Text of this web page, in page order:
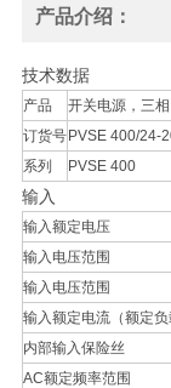
产品介绍：
技术数据
产品
开关电源，三相
订货号 PVSE 400/24-
系列
PVSE 400
输入
输入额定电压
输入电压范围
输入电压范围
输入额定电流（额定
内部输入保险丝
AC额定频率范围